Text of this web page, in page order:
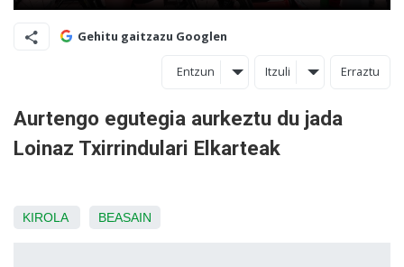
Gehitu gaitzazu Googlen
Entzun Itzuli Erraztu
Aurtengo egutegia aurkeztu du jada
Loinaz Txirrindulari Elkarteak
KIROLA BEASAIN